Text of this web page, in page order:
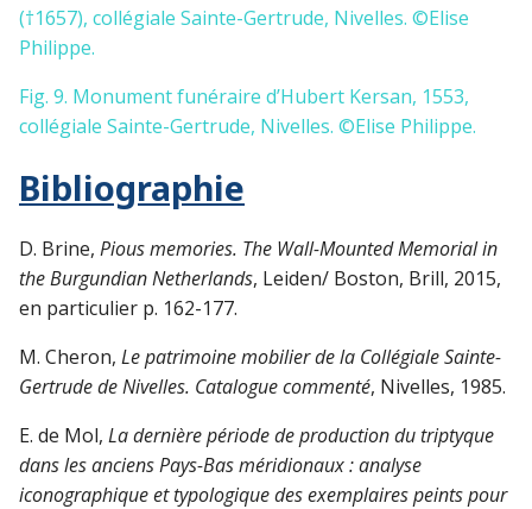
(†1657), collégiale Sainte-Gertrude, Nivelles. ©Elise
Philippe.
Fig. 9. Monument funéraire d’Hubert Kersan, 1553,
collégiale Sainte-Gertrude, Nivelles. ©Elise Philippe.
Bibliographie
D. Brine, Pious memories. The Wall-Mounted Memorial in
the Burgundian Netherlands, Leiden/ Boston, Brill, 2015,
en particulier p. 162-177.
M. Cheron, Le patrimoine mobilier de la Collégiale Sainte-
Gertrude de Nivelles. Catalogue commenté, Nivelles, 1985.
E. de Mol, La dernière période de production du triptyque
dans les anciens Pays-Bas méridionaux : analyse
iconographique et typologique des exemplaires peints pour